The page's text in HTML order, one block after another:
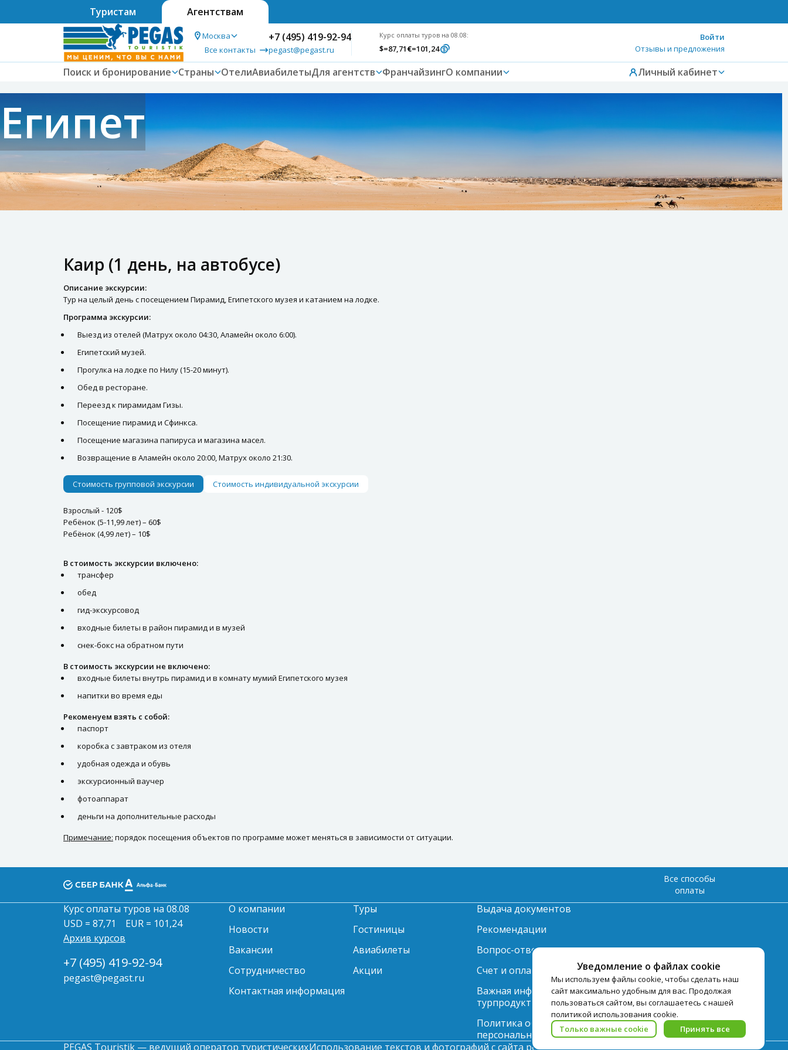
Туристам Агентствам
Москва
Все контакты
+7 (495) 419-92-94
pegast@pegast.ru
Курс оплаты туров на 08.08:
$=87,71€=101,24
Войти
Отзывы и предложения
Поиск и бронирование Страны ОтелиАвиабилетыДля агентств ФранчайзингО компании Личный кабинет
Египет
Каир (1 день, на автобусе)
Описание экскурсии:
Тур на целый день с посещением Пирамид, Египетского музея и катанием на лодке.
Программа экскурсии:
Выезд из отелей (Матрух около 04:30, Аламейн около 6:00).
Египетский музей.
Прогулка на лодке по Нилу (15-20 минут).
Обед в ресторане.
Переезд к пирамидам Гизы.
Посещение пирамид и Сфинкса.
Посещение магазина папируса и магазина масел.
Возвращение в Аламейн около 20:00, Матрух около 21:30.
Стоимость групповой экскурсии Стоимость индивидуальной экскурсии
Взрослый - 120$
Ребёнок (5-11,99 лет) – 60$
Ребёнок (4,99 лет) – 10$
В стоимость экскурсии включено:
трансфер
обед
гид-экскурсовод
входные билеты в район пирамид и в музей
снек-бокс на обратном пути
В стоимость экскурсии не включено:
входные билеты внутрь пирамид и в комнату мумий Египетского музея
напитки во время еды
Рекоменуем взять с собой:
паспорт
коробка с завтраком из отеля
удобная одежда и обувь
экскурсионный ваучер
фотоаппарат
деньги на дополнительные расходы
Примечание: порядок посещения объектов по программе может меняться в зависимости от ситуации.
Уведомление о файлах cookie
Мы используем файлы cookie, чтобы сделать наш
сайт максимально удобным для вас. Продолжая
пользоваться сайтом, вы соглашаетесь с нашей
политикой использования cookie.
Только важные cookie
Принять все
Все способы
оплаты
Курс оплаты туров на 08.08
USD = 87,71
EUR = 101,24
Архив курсов
+7 (495) 419-92-94
pegast@pegast.ru
О компании
Новости
Вакансии
Сотрудничество
Контактная информация
Туры
Гостиницы
Авиабилеты
Акции
Выдача документов
Рекомендации
Вопрос-ответ
Счет и оплата
Важная информация по
турпродукту
Политика обработки
персональных данных
PEGAS Touristik — ведущий оператор туристическихИспользование текстов и фотографий с сайта pegast.ru допускается только с